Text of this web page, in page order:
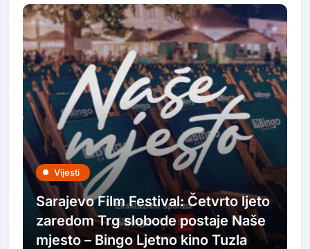
Vijesti
Sarajevo Film Festival: Četvrto ljeto
zaredom Trg slobode postaje Naše
mjesto – Bingo Ljetno kino Tuzla